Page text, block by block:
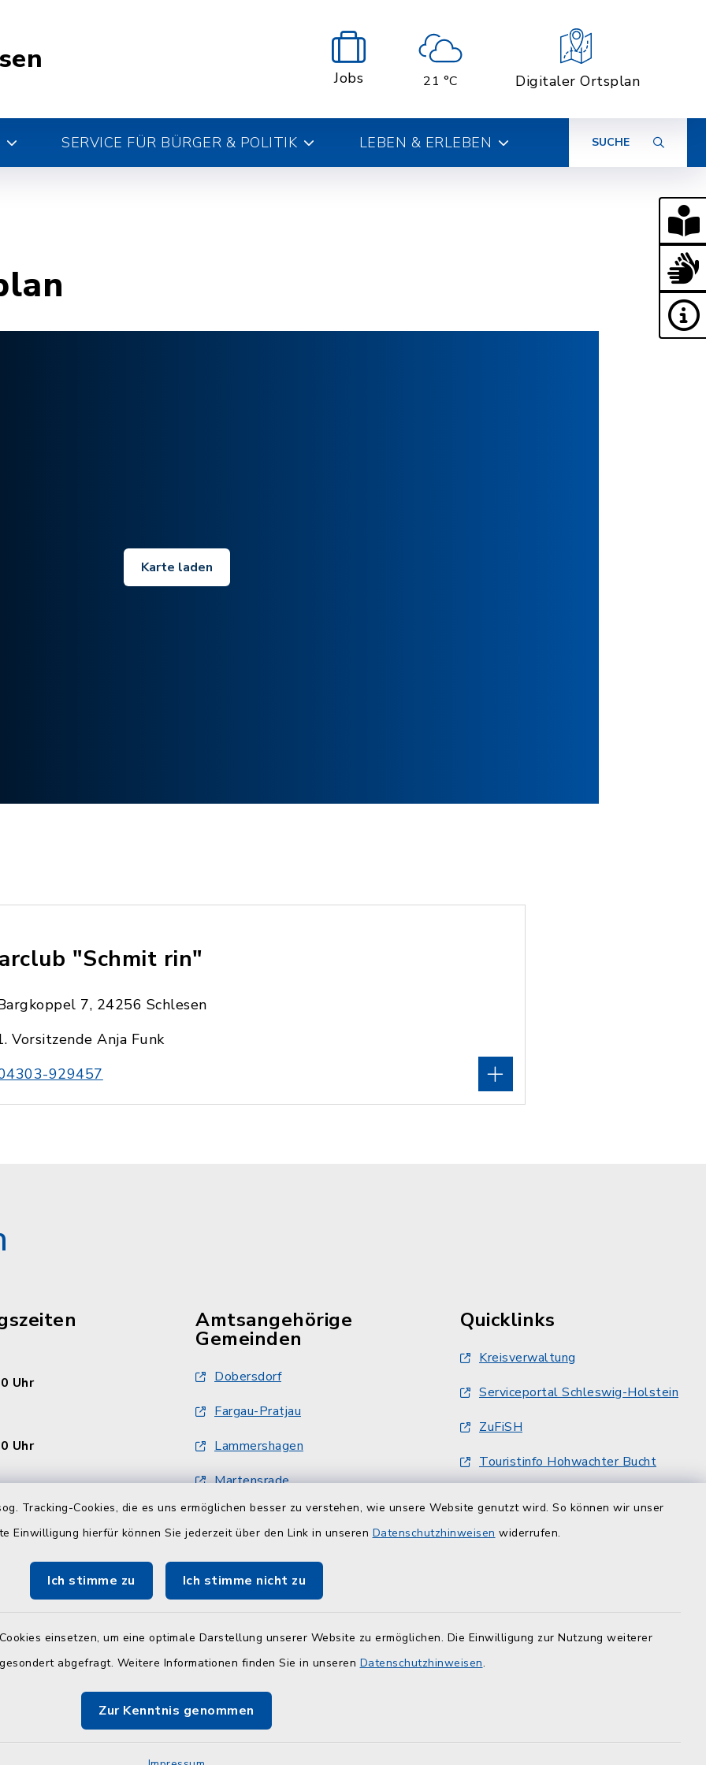
Tracking-Cookies, die es uns ermöglichen besser zu verstehen, wie unsere Website genutzt wird. So können wir unser
Einwilligung hierfür können Sie jederzeit über den Link in unseren Datenschutzhinweisen widerrufen.
Ich stimme zu Ich stimme nicht zu
einsetzen, um eine optimale Darstellung unserer Website zu ermöglichen. Die Einwilligung zur Nutzung weiterer
abgefragt. Weitere Informationen finden Sie in unseren Datenschutzhinweisen.
Zur Kenntnis genommen
Jobs 21 °C Digitaler Ortsplan
SERVICE FÜR BÜRGER & POLITIK LEBEN & ERLEBEN SUCHE
Karte laden
"Schmit rin"
7, 24256 Schlesen
Vorsitzende Anja Funk
929457
Uhr
Uhr
Uhr und 14.00 - 18.00
Wohngeldamt nur
Vereinbarung
Amtsangehörige
Gemeinden
Dobersdorf
Fargau-Pratjau
Lammershagen
Martensrade
Mucheln
Selent
Quicklinks
Kreisverwaltung
Serviceportal Schleswig-Holstein
ZuFiSH
Touristinfo Hohwachter Bucht